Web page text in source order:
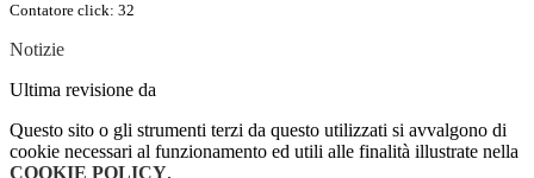
Contatore click: 32
Notizie
Ultima revisione da
Questo sito o gli strumenti terzi da questo utilizzati si avvalgono di
cookie necessari al funzionamento ed utili alle finalità illustrate nella
COOKIE POLICY.